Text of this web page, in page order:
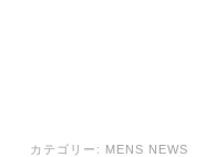
カテゴリー: MENS NEWS